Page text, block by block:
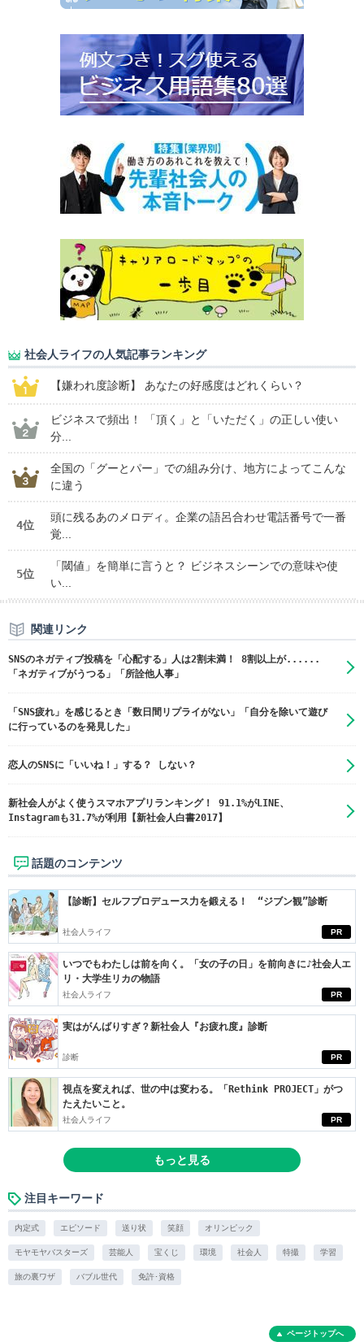
社会人ライフの人気記事ランキング
【嫌われ度診断】 あなたの好感度はどれくらい？
ビジネスで頻出！ 「頂く」と「いただく」の正しい使い
分...
全国の「グーとパー」での組み分け、地方によってこんな
に違う
4位
頭に残るあのメロディ。企業の語呂合わせ電話番号で一番
覚...
5位
「閾値」を簡単に言うと？ ビジネスシーンでの意味や使
い...
関連リンク
SNSのネガティブ投稿を「心配する」人は2割未満！ 8割以上が......
「ネガティブがうつる」「所詮他人事」
「SNS疲れ」を感じるとき「数日間リプライがない」「自分を除いて遊び
に行っているのを発見した」
恋人のSNSに「いいね！」する？ しない？
新社会人がよく使うスマホアプリランキング！ 91.1%がLINE、
Instagramも31.7%が利用【新社会人白書2017】
話題のコンテンツ
PR
【診断】セルフプロデュース力を鍛える！ “ジブン観”診断
社会人ライフ
PR
いつでもわたしは前を向く。「女の子の日」を前向きに♪社会人エ
リ・大学生リカの物語
社会人ライフ
PR
実はがんばりすぎ？新社会人『お疲れ度』診断
診断
PR
視点を変えれば、世の中は変わる。「Rethink PROJECT」がつ
たえたいこと。
社会人ライフ
もっと見る
注目キーワード
内定式 エピソード 送り状 笑顔 オリンピック
モヤモヤバスターズ 芸能人 宝くじ 環境 社会人 特撮 学習
旅の裏ワザ バブル世代 免許･資格
ページトップへ